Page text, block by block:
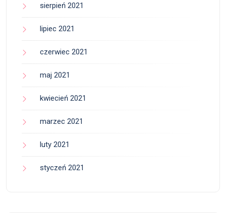
sierpień 2021
lipiec 2021
czerwiec 2021
maj 2021
kwiecień 2021
marzec 2021
luty 2021
styczeń 2021